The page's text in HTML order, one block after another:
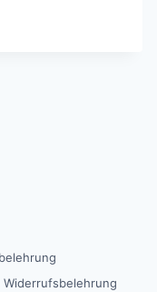
Widerrufsbelehrung